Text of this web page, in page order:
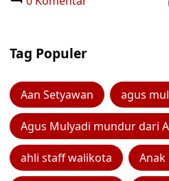
Tag Populer
Aan Setyawan agus
Agus Mulyadi mundur dari
ahli staff walikota Anak